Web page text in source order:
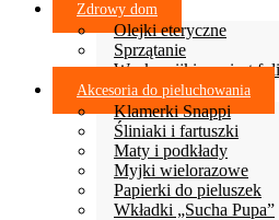
Zdrowy dom
Olejki eteryczne
Sprzątanie
Woskowijki zamiast
Akcesoria do pieluchowania
Klamerki Snappi
Śliniaki i fartuszki
Maty i podkłady
Myjki wielorazowe
Papierki do pieluszek
Wkładki „Sucha Pupa”